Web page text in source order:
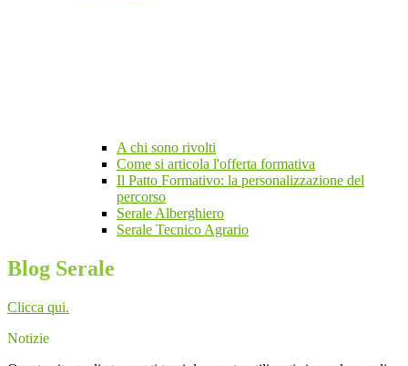
A chi sono rivolti
Come si articola l'offerta formativa
Il Patto Formativo: la personalizzazione del
percorso
Serale Alberghiero
Serale Tecnico Agrario
Blog Serale
Clicca qui.
Notizie